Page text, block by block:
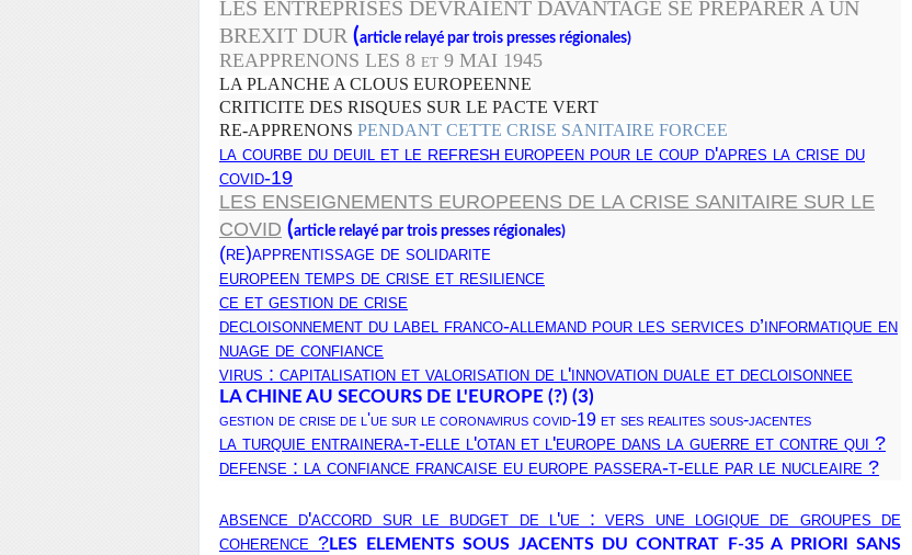
LES ENTREPRISES DEVRAIENT DAVANTAGE SE PREPARER A UN
BREXIT DUR (article relayé par trois presses régionales)
REAPPRENONS LES 8 et 9 MAI 1945
LA PLANCHE A CLOUS EUROPEENNE
CRITICITE DES RISQUES SUR LE PACTE VERT
RE-APPRENONS PENDANT CETTE CRISE SANITAIRE FORCEE
la courbe du deuil et le REFRESH europeen pour le coup d'apres la crise du
covid-19
LES ENSEIGNEMENTS EUROPEENS DE LA CRISE SANITAIRE SUR LE
COVID (article relayé par trois presses régionales)
(re)apprentissage de solidarite
europeen temps de crise et resilience
ce et gestion de crise
decloisonnement du label franco-allemand pour les services d’informatique en
nuage de confiance
virus : capitalisation et valorisation de l'innovation duale et decloisonnee
LA CHINE AU SECOURS DE L'EUROPE (?) (3)
gestion de crise de l'ue sur le coronavirus covid-19 et ses realites sous-jacentes
la turquie entrainera-t-elle l'otan et l'europe dans la guerre et contre qui ?
defense : la confiance francaise eu europe passera-t-elle par le nucleaire ?
absence d'accord sur le budget de l'ue : vers une logique de groupes de
coherence ?LES ELEMENTS SOUS JACENTS DU CONTRAT F-35 A PRIORI SANS